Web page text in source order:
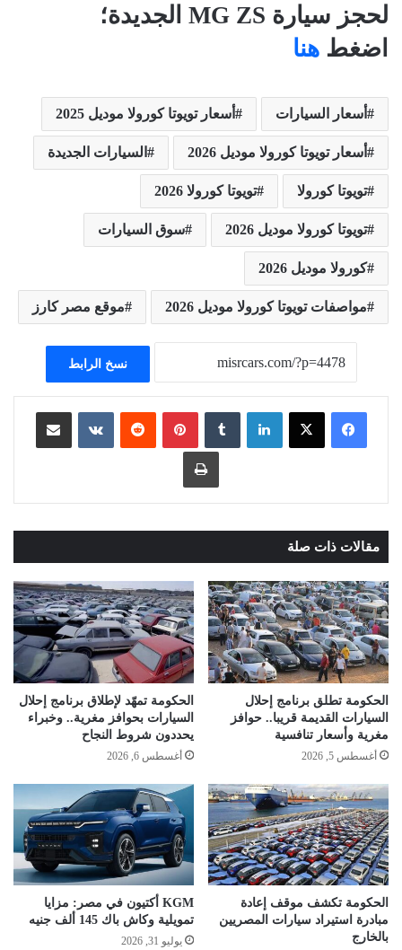
لحجز سيارة MG ZS الجديدة؛
اضغط هنا
أسعار السيارات أسعار تويوتا كورولا موديل 2025
أسعار تويوتا كورولا موديل 2026 السيارات الجديدة
تويوتا كورولا تويوتا كورولا 2026
تويوتا كورولا موديل 2026 سوق السيارات
كورولا موديل 2026
مواصفات تويوتا كورولا موديل 2026 موقع مصر كارز
نسخ الرابط
لينكدإن ‏Tumblr بينتيريست
‏Reddit
‏VKontakte مشاركة عبر البريد
طباعة
مقالات ذات صلة
الحكومة تطلق برنامج إحلال
السيارات القديمة قريبا.. حوافز
مغرية وأسعار تنافسية
أغسطس 5, 2026
الحكومة تمهّد لإطلاق برنامج إحلال
السيارات بحوافز مغرية.. وخبراء
يحددون شروط النجاح
أغسطس 6, 2026
الحكومة تكشف موقف إعادة
مبادرة استيراد سيارات المصريين
بالخارج
KGM أكتيون في مصر: مزايا
تمويلية وكاش باك 145 ألف جنيه
يوليو 31, 2026